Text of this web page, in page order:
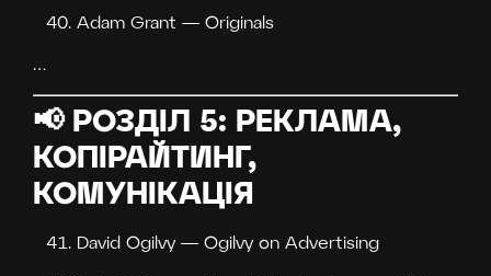
Adam Grant — Originals
…
📢 РОЗДІЛ 5: РЕКЛАМА,
КОПІРАЙТИНГ,
КОМУНІКАЦІЯ
David Ogilvy — Ogilvy on Advertising